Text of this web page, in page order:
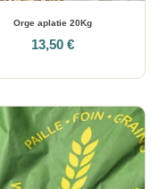
Orge aplatie 20Kg
13,50 €